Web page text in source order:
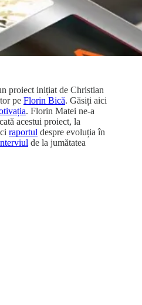
proiect inițiat de Christian
pe Florin Bică. Găsiți aici
. Florin Matei ne-a
acestui proiect, la
raportul despre evoluția în
de la jumătatea